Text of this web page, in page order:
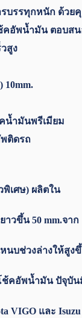
รบรรทุกหนัก ด้ว
คอัพน้ำมัน ตอบสน
สูง
ำมันพรีเมียม
ติดรถ
พิเศษ) ผลิตใน
วขึ้น 50 mm.จาก
นบช่วงล่างให้สูง
ช้คอัพน้ำมัน ปัจุบัน
VIGO และ Isuzu